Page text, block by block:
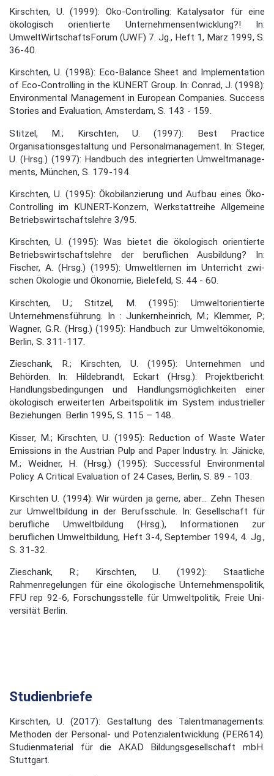
Kirschten, U. (1999): Öko-Controlling: Katalysator für eine
ökologisch orientierte Unter­nehmensentwicklung?! In:
UmweltWirtschaftsForum (UWF) 7. Jg., Heft 1, März 1999, S.
36-40.
Kirschten, U. (1998): Eco-Balance Sheet and Implementation
of Eco-Controlling in the KUNERT Group. In: Conrad, J. (1998):
Environmental Management in European Companies. Success
Stories and Evaluation, Amsterdam, S. 143 - 159.
Stitzel, M.; Kirschten, U. (1997): Best Practice
Organisationsgestaltung und Personalmana­gement. In: Steger,
U. (Hrsg.) (1997): Handbuch des integrierten Umweltmanage­
ments, München, S. 179-194.
Kirschten, U. (1995): Ökobilanzierung und Aufbau eines Öko-
Controlling im KUNERT-Konzern, Werkstattreihe Allgemeine
Betriebswirtschaftslehre 3/95.
Kirschten, U. (1995): Was bietet die ökologisch orientierte
Betriebswirtschaftslehre der be­ruflichen Ausbildung? In:
Fischer, A. (Hrsg.) (1995): Umweltlernen im Unterricht zwi­
schen Ökologie und Ökonomie, Bielefeld, S. 44 - 60.
Kirschten, U.; Stitzel, M. (1995): Umweltorientierte
Unternehmensführung. In : Junkern­heinrich, M.; Klemmer, P.;
Wagner, G.R. (Hrsg.) (1995): Handbuch zur Umweltöko­nomie,
Berlin, S. 311-117.
Zieschank, R.; Kirschten, U. (1995): Unternehmen und
Behörden. In: Hildebrandt, Eckart (Hrsg.): Projektbericht:
Handlungsbedingungen und Handlungsmöglichkeiten einer
ökologisch erweiterten Arbeitspolitik im System industrieller
Beziehungen. Berlin 1995, S. 115 – 148.
Kisser, M.; Kirschten, U. (1995): Reduction of Waste Water
Emissions in the Austrian Pulp and Paper Industry. In: Jänicke,
M.; Weidner, H. (Hrsg.) (1995): Successful Environ­mental
Policy. A Critical Evaluation of 24 Cases, Berlin, S. 89 - 103.
Kirschten U. (1994): Wir würden ja gerne, aber... Zehn Thesen
zur Umweltbildung in der Berufsschule. In: Gesellschaft für
berufliche Umweltbildung (Hrsg.), Informationen zur
beruflichen Umweltbildung, Heft 3-4, September 1994, 4. Jg.,
S. 31-32.
Zieschank, R.; Kirschten, U. (1992): Staatliche
Rahmenregelungen für eine ökologische Unternehmenspolitik,
FFU rep 92-6, Forschungsstelle für Umweltpolitik, Freie Uni­
versität Berlin.
Studienbriefe
Kirschten, U. (2017): Gestaltung des Talentmanagements:
Methoden der Personal- und Potenzialentwicklung (PER614).
Studienmaterial für die AKAD Bildungsgesellschaft mbH.
Stuttgart.